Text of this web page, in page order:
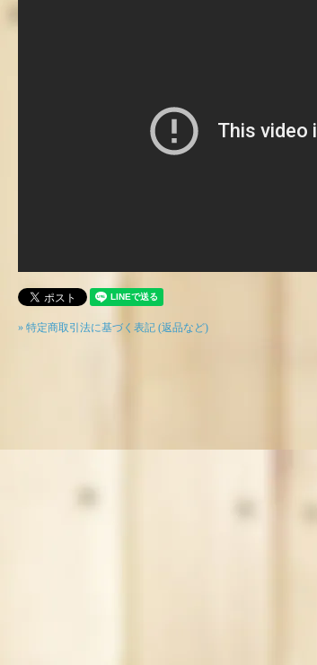
» 特定商取引法に基づく表記 (返品など)